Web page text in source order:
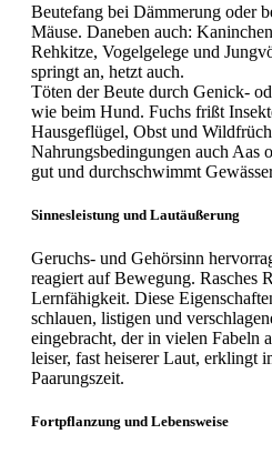
Beutefang bei Dämmerung oder
Mäuse. Daneben auch:
Rehkitze, Vogelgelege und
springt an, hetzt auch.
Töten der Beute durch Genick-
wie beim Hund. Fuchs frißt
Hausgeflügel, Obst und
Nahrungsbedingungen auch Aas
gut und durchschwimmt
Sinnesleistung und Lautäußerung
Geruchs- und Gehörsinn
reagiert auf Bewegung. Rasches
Lernfähigkeit. Diese
schlauen, listigen und
eingebracht, der in vielen Fabeln
leiser, fast heiserer Laut, erklingt
Paarungszeit.
Fortpflanzung und Lebensweise